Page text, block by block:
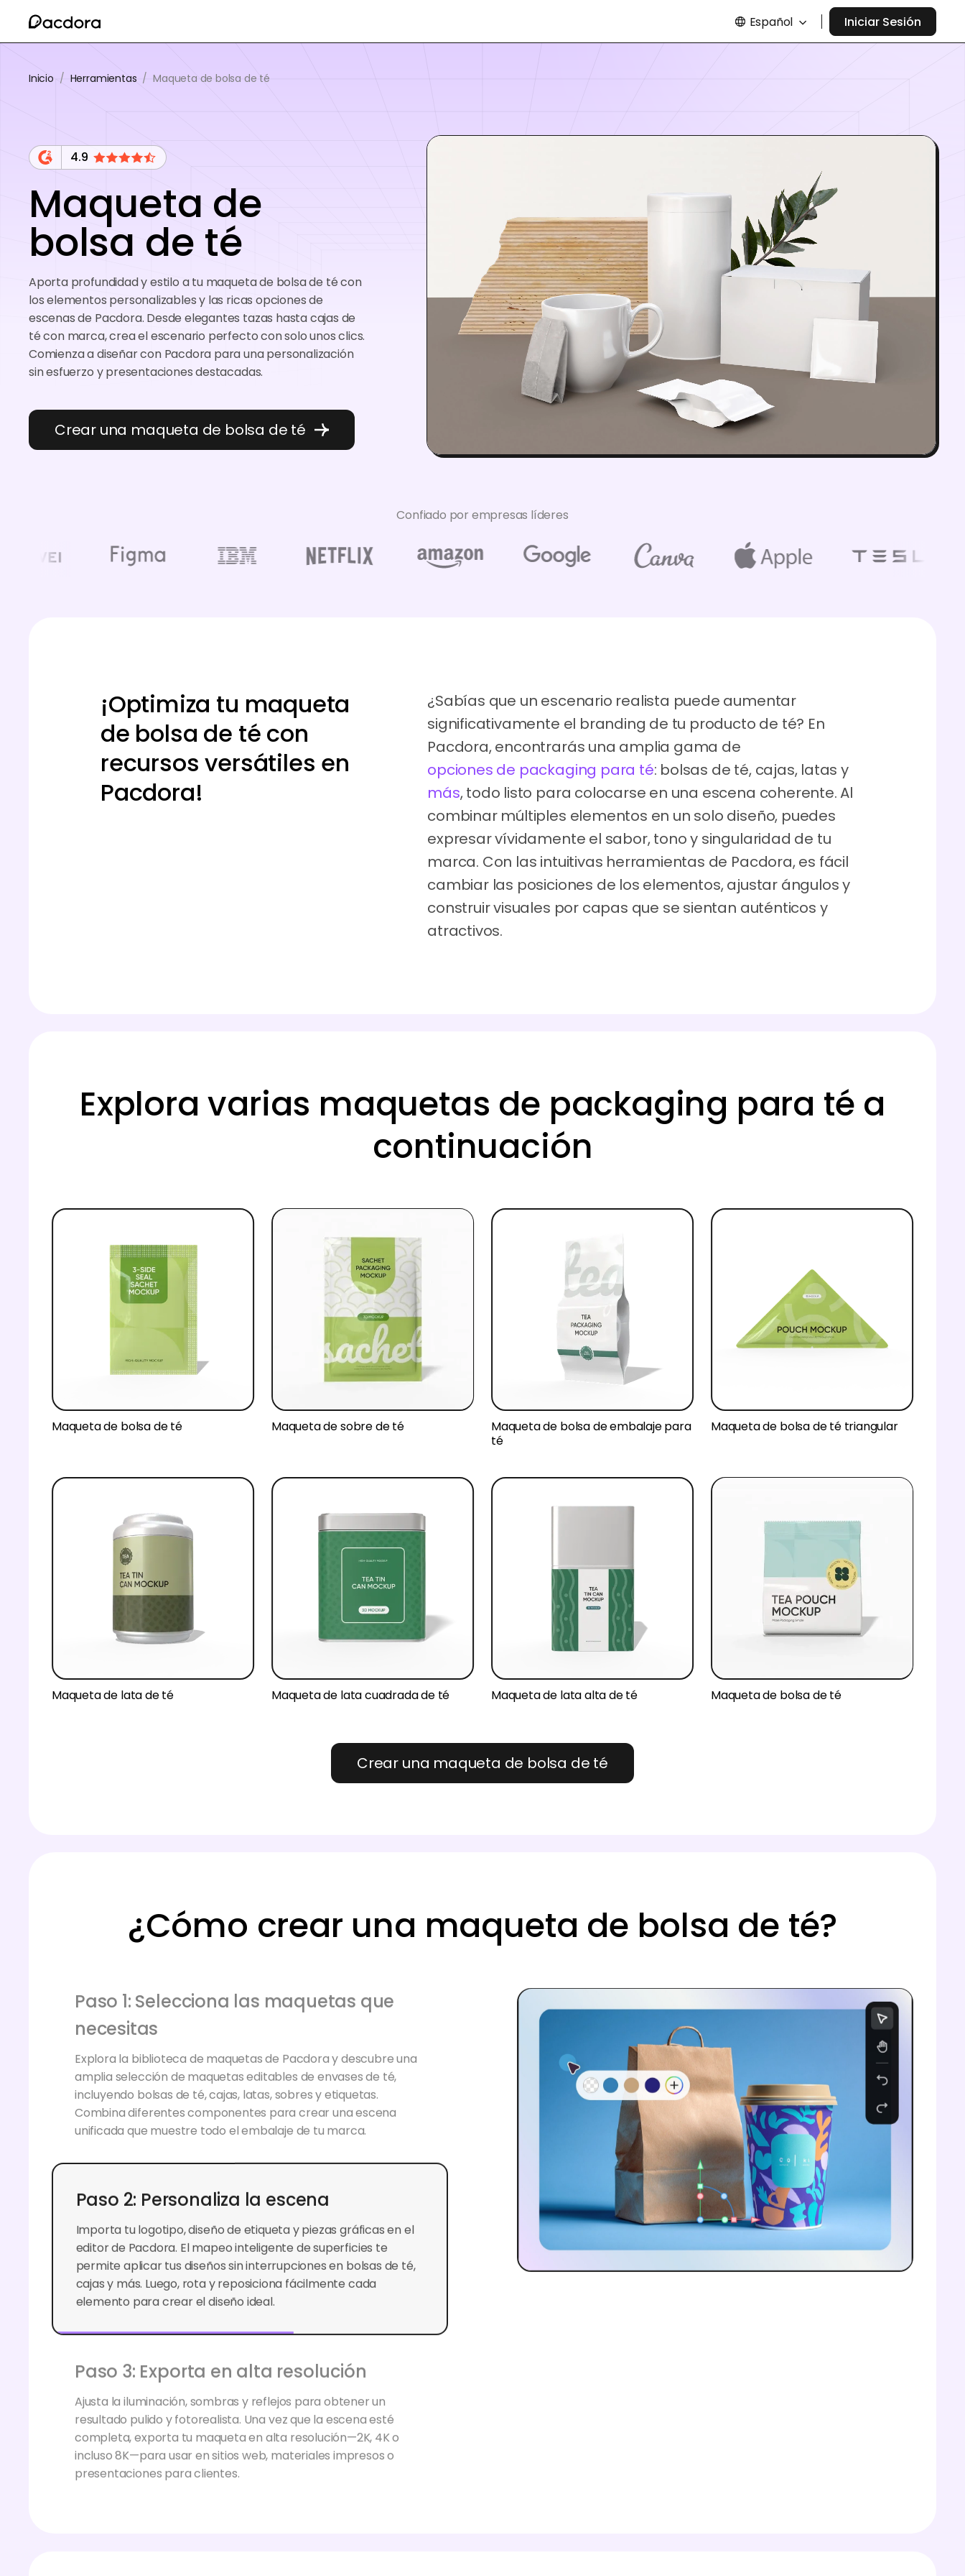
Español Iniciar Sesión
Inicio / Herramientas / Maqueta de bolsa de té
4.9
Maqueta de
bolsa de té
Aporta profundidad y estilo a tu maqueta de bolsa de té con
los elementos personalizables y las ricas opciones de
escenas de Pacdora. Desde elegantes tazas hasta cajas de
té con marca, crea el escenario perfecto con solo unos clics.
Comienza a diseñar con Pacdora para una personalización
sin esfuerzo y presentaciones destacadas.
Crear una maqueta de bolsa de té
Confiado por empresas líderes
¡Optimiza tu maqueta
de bolsa de té con
recursos versátiles en
Pacdora!
¿Sabías que un escenario realista puede aumentar
significativamente el branding de tu producto de té? En
Pacdora, encontrarás una amplia gama de
opciones de packaging para té: bolsas de té, cajas, latas y
más, todo listo para colocarse en una escena coherente. Al
combinar múltiples elementos en un solo diseño, puedes
expresar vívidamente el sabor, tono y singularidad de tu
marca. Con las intuitivas herramientas de Pacdora, es fácil
cambiar las posiciones de los elementos, ajustar ángulos y
construir visuales por capas que se sientan auténticos y
atractivos.
Explora varias maquetas de packaging para té a
continuación
Maqueta de bolsa de té Maqueta de sobre de té
Maqueta de bolsa de embalaje para
té
Maqueta de bolsa de té triangular
Maqueta de lata de té Maqueta de lata cuadrada de té Maqueta de lata alta de té Maqueta de bolsa de té
Crear una maqueta de bolsa de té
¿Cómo crear una maqueta de bolsa de té?
Paso 1: Selecciona las maquetas que
necesitas
Explora la biblioteca de maquetas de Pacdora y descubre una
amplia selección de maquetas editables de envases de té,
incluyendo bolsas de té, cajas, latas, sobres y etiquetas.
Combina diferentes componentes para crear una escena
unificada que muestre todo el embalaje de tu marca.
Importa tu logotipo, diseño de etiqueta y piezas gráficas en el
editor de Pacdora. El mapeo inteligente de superficies te
permite aplicar tus diseños sin interrupciones en bolsas de té,
cajas y más. Luego, rota y reposiciona fácilmente cada
elemento para crear el diseño ideal.
Ajusta la iluminación, sombras y reflejos para obtener un
resultado pulido y fotorealista. Una vez que la escena esté
completa, exporta tu maqueta en alta resolución—2K, 4K o
incluso 8K—para usar en sitios web, materiales impresos o
presentaciones para clientes.